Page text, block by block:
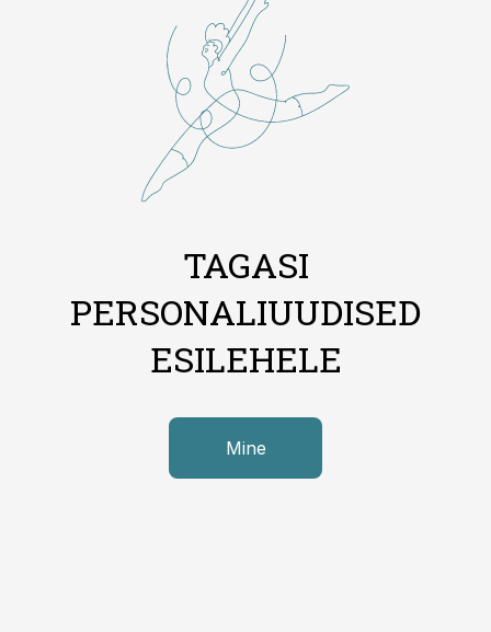
TAGASI
PERSONALIUUDISED
ESILEHELE
Mine